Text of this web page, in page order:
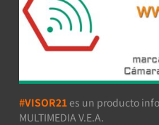
#VISOR21 es un producto
MULTIMEDIA V.E.A.